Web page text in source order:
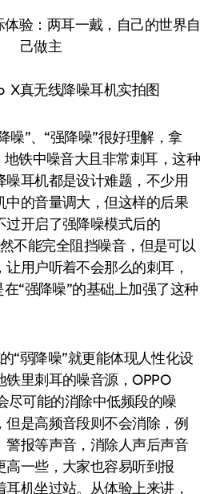
X真无线降噪耳机实拍图
”、“强降噪”很好理解，拿
地铁中噪音大且非常刺耳，这种
噪耳机都是设计难题，不少用
中的音量调大，但这样的后果
过开启了强降噪模式后的
不能完全阻挡噪音，但是可以
用户听着不会那么的刺耳，
“强降噪”的基础上加强了这种
弱降噪”就更能体现人性化设
里刺耳的噪音源，OPPO
尽可能的消除中低频段的噪
但是高频音段则不会消除，例
警报等声音，消除人声后声音
高一些，大家也容易听到报
机坐过站。从体验上来讲，